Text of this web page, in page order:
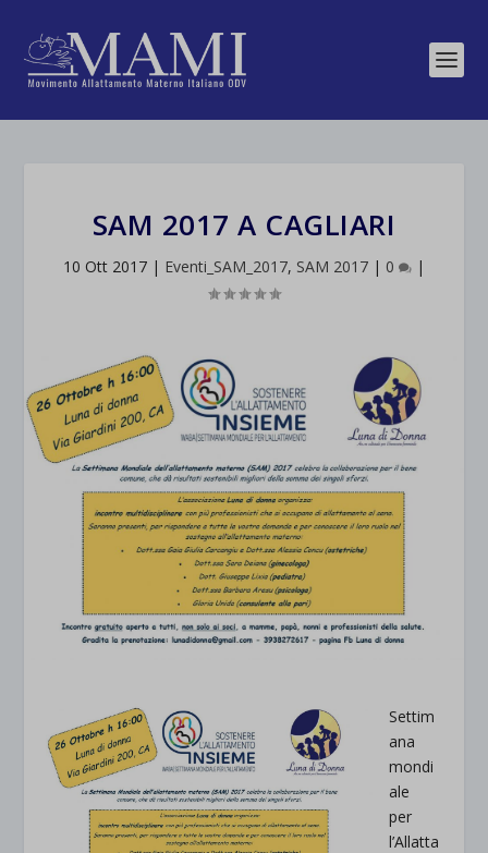
SAM 2017 A CAGLIARI
10 Ott 2017 | Eventi_SAM_2017, SAM 2017 | 0 |
Settim
ana
mondi
ale
per
l’Allatta